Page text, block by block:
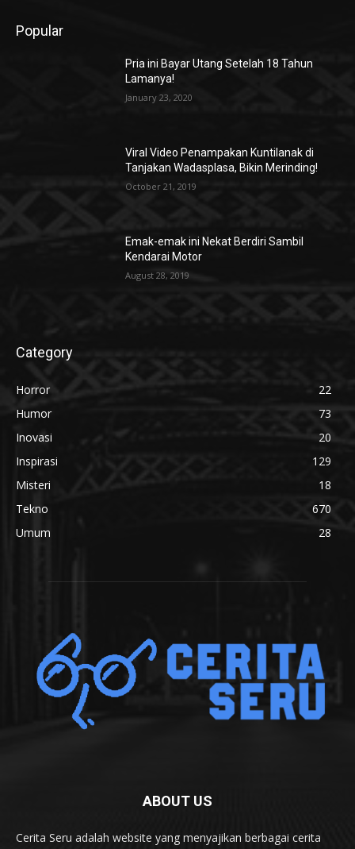
Popular
Pria ini Bayar Utang Setelah 18 Tahun
Lamanya!
January 23, 2020
Viral Video Penampakan Kuntilanak di
Tanjakan Wadasplasa, Bikin Merinding!
October 21, 2019
Emak-emak ini Nekat Berdiri Sambil
Kendarai Motor
August 28, 2019
Category
Horror
22
Humor
73
Inovasi
20
Inspirasi
129
Misteri
18
Tekno
670
Umum
28
ABOUT US
Cerita Seru adalah website yang menyajikan berbagai cerita